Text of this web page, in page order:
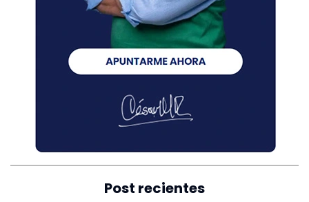
Post recientes